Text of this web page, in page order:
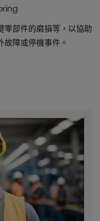
零部件的磨損等，以協助
障或停機事件。